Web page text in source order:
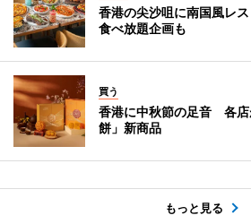
香港の尖沙咀に南国風レ
食べ放題企画も
買う
香港に中秋節の足音 各店
餅」新商品
もっと見る